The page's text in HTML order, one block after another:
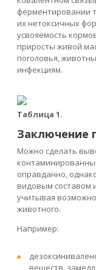
ферментировании
их нетоксичных
усвояемость
приросты живой
поголовья,
инфекциям.
Таблица 1.
Заключение
Можно сделать
оправданно,
видовым составом
учитывая
животного.
Например:
веществ,